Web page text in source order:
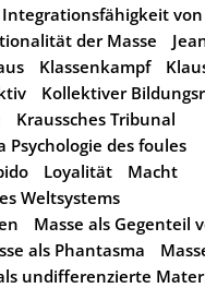
Integrationsfähigkeit von
der Masse
Klassenkampf
Kollektiver
Kraussches Tribunal
Psychologie des foules
Loyalität
Macht
Weltsystems
Masse als Gegenteil
als Phantasma
undifferenzierte